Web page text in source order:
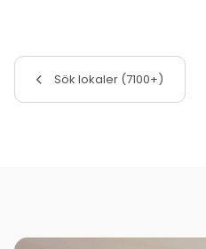
Sök lokaler (7100+)